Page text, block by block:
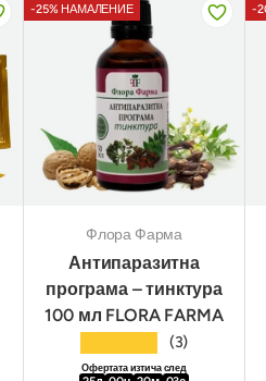
-25% НАМАЛЕНИЕ
Флора Фарма
Антипаразитна
програма – тинктура
100 мл FLORA FARMA
(3)
Офертата изтича след
-